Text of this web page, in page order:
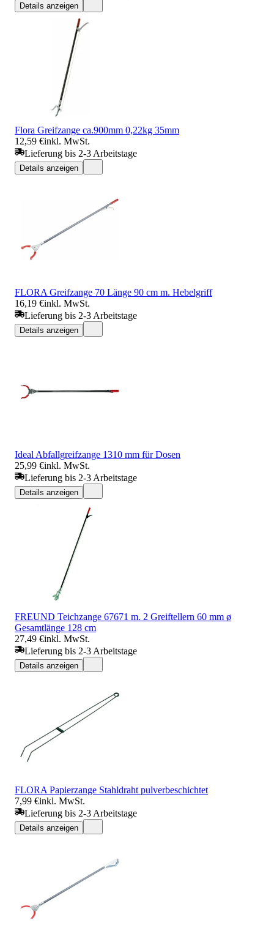
Details anzeigen
Flora Greifzange ca.900mm 0,22kg 35mm
12,59 €inkl. MwSt.
Lieferung bis 2-3 Arbeitstage
Details anzeigen
FLORA Greifzange 70 Länge 90 cm m. Hebelgriff
16,19 €inkl. MwSt.
Lieferung bis 2-3 Arbeitstage
Details anzeigen
Ideal Abfallgreifzange 1310 mm für Dosen
25,99 €inkl. MwSt.
Lieferung bis 2-3 Arbeitstage
Details anzeigen
FREUND Teichzange 67671 m. 2 Greiftellern 60 mm ø
Gesamtlänge 128 cm
27,49 €inkl. MwSt.
Lieferung bis 2-3 Arbeitstage
Details anzeigen
FLORA Papierzange Stahldraht pulverbeschichtet
7,99 €inkl. MwSt.
Lieferung bis 2-3 Arbeitstage
Details anzeigen